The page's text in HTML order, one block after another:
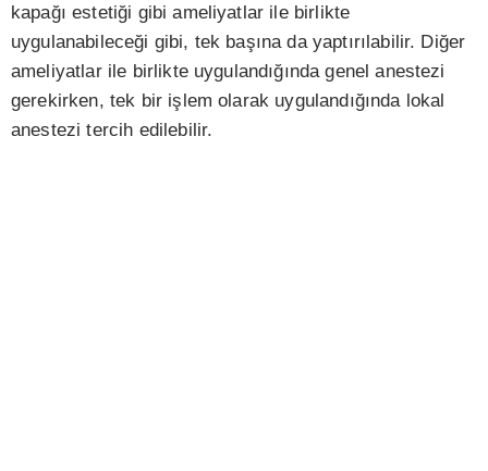
kapağı estetiği gibi ameliyatlar ile birlikte
uygulanabileceği gibi, tek başına da yaptırılabilir. Diğer
ameliyatlar ile birlikte uygulandığında genel anestezi
gerekirken, tek bir işlem olarak uygulandığında lokal
anestezi tercih edilebilir.